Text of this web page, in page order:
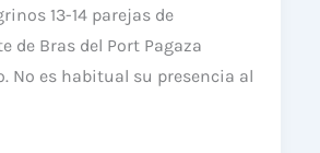
13-14 parejas de
de Bras del Port Pagaza
No es habitual su presencia al